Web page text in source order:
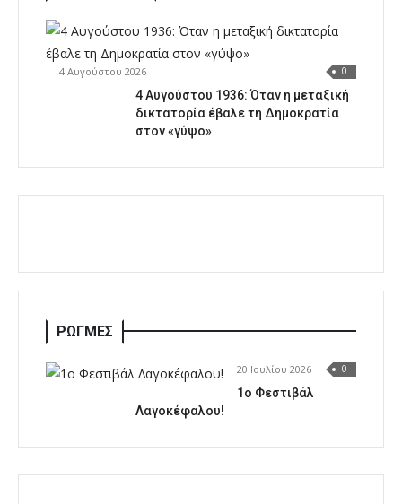
4 Αυγούστου 2026 0
4 Αυγούστου 1936: Όταν η μεταξική
δικτατορία έβαλε τη Δημοκρατία
στον «γύψο»
ΡΩΓΜΕΣ
20 Ιουλίου 2026 0
1o Φεστιβάλ
Λαγοκέφαλου!